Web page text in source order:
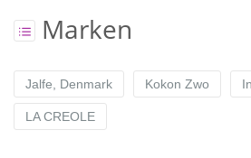
Marken
Jalfe, Denmark Kokon Zwo
LA CREOLE